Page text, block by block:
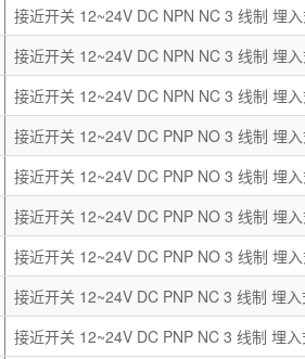
接近开关 12~24V DC NPN NC 3 线制 埋
接近开关 12~24V DC NPN NC 3 线制 埋
接近开关 12~24V DC NPN NC 3 线制 埋
接近开关 12~24V DC PNP NO 3 线制 埋
接近开关 12~24V DC PNP NO 3 线制 埋
接近开关 12~24V DC PNP NO 3 线制 埋
接近开关 12~24V DC PNP NO 3 线制 埋
接近开关 12~24V DC PNP NC 3 线制 埋
接近开关 12~24V DC PNP NC 3 线制 埋